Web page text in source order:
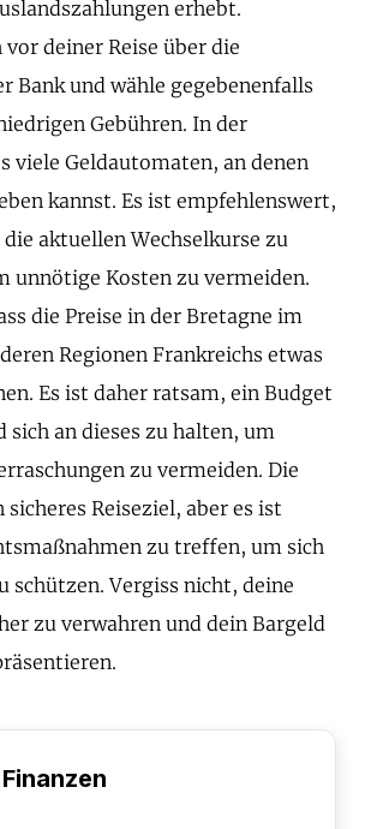
erhebt.
deiner Reise über die
Bank und wähle gegebenenfalls
Gebühren. In der
viele Geldautomaten, an denen
kannst. Es ist empfehlenswert,
aktuellen Wechselkurse zu
unnötige Kosten zu vermeiden.
die Preise in der Bretagne im
Regionen Frankreichs etwas
Es ist daher ratsam, ein Budget
sich an dieses zu halten, um
zu vermeiden. Die
Reiseziel, aber es ist
zu treffen, um sich
schützen. Vergiss nicht, deine
zu verwahren und dein Bargeld